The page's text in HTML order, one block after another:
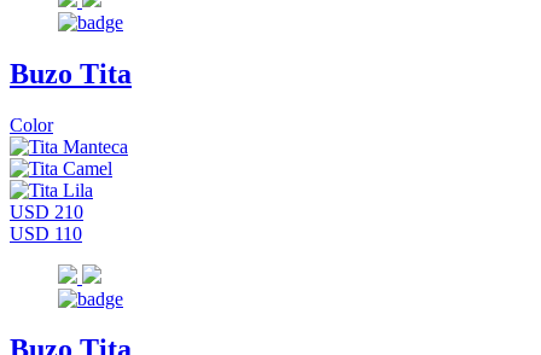
Buzo Tita
Color
USD 210
USD 110